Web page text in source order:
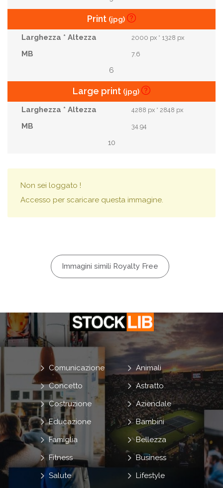
Print (jpg)
2000 px * 1328 px
7.6
6
Large print (jpg)
4288 px * 2848 px
34.94
10
Non sei loggato !
Accesso per scaricare questa immagine.
Immagini simili Royalty Free
Animali
Astratto
Aziendale
Bambini
Bellezza
Business
Comunicazione
Concetto
Costruzione
Educazione
Famiglia
Fitness
Lifestyle
Salute